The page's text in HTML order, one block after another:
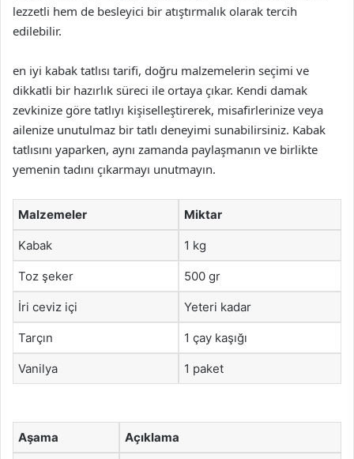
lezzetli hem de besleyici bir atıştırmalık olarak tercih
edilebilir.
en iyi kabak tatlısı tarifi, doğru malzemelerin seçimi ve
dikkatli bir hazırlık süreci ile ortaya çıkar. Kendi damak
zevkinize göre tatlıyı kişiselleştirerek, misafirlerinize veya
ailenize unutulmaz bir tatlı deneyimi sunabilirsiniz. Kabak
tatlısını yaparken, aynı zamanda paylaşmanın ve birlikte
yemenin tadını çıkarmayı unutmayın.
Malzemeler Miktar
Kabak 1 kg
Toz şeker 500 gr
İri ceviz içi Yeteri kadar
Tarçın 1 çay kaşığı
Vanilya 1 paket
Aşama Açıklama